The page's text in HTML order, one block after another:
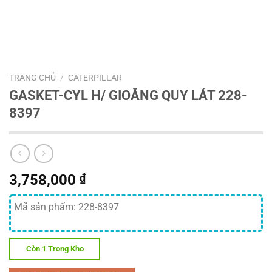
TRANG CHỦ / CATERPILLAR
GASKET-CYL H/ GIOĂNG QUY LÁT 228-
8397
3,758,000 ₫
Mã sản phẩm: 228-8397
Còn 1 Trong Kho